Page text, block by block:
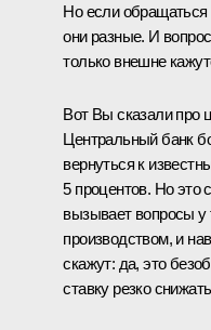
Но если обращаться
они разные. И
только внешне
Вот Вы сказали про
Центральный банк
вернуться к
5 процентов. Но это
вызывает вопросы у
производством, и
скажут: да, это
ставку резко